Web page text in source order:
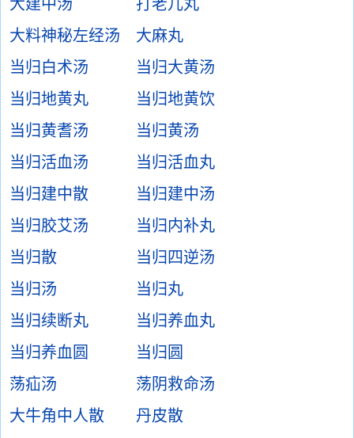
大建中汤
打老儿丸
大料神秘左经汤
大麻丸
当归白术汤
当归大黄汤
当归地黄丸
当归地黄饮
当归黄耆汤
当归黄汤
当归活血汤
当归活血丸
当归建中散
当归建中汤
当归胶艾汤
当归内补丸
当归散
当归四逆汤
当归汤
当归丸
当归续断丸
当归养血丸
当归养血圆
当归圆
荡疝汤
荡阴救命汤
大牛角中人散
丹皮散